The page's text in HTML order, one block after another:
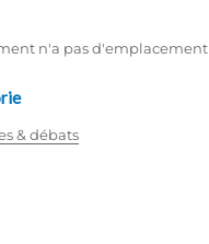
n'a pas d'emplacement
& débats